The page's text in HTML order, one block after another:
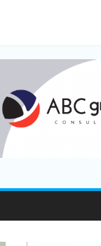
viajaron por el